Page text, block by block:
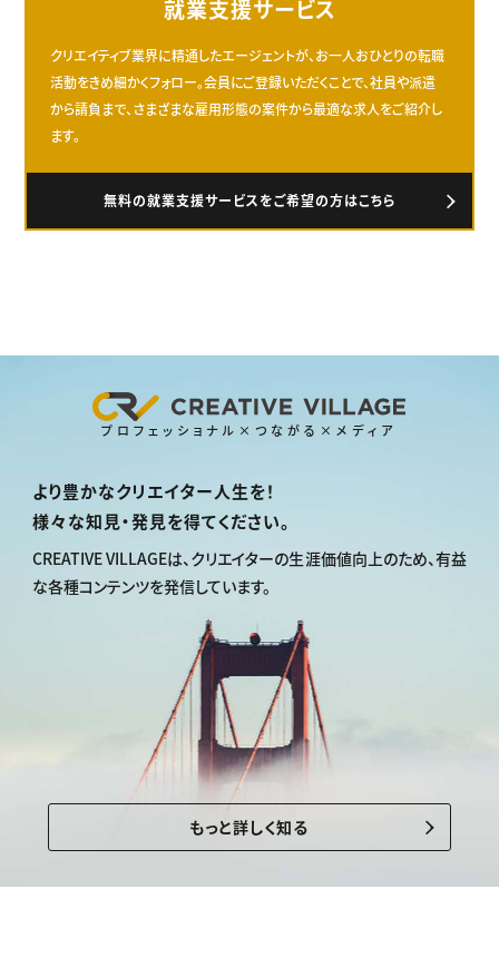
就業支援サービス
クリエイティブ業界に精通したエージェントが、お一人おひとりの転職
活動をきめ細かくフォロー。会員にご登録いただくことで、社員や派遣
から請負まで、さまざまな雇用形態の案件から最適な求人をご紹介し
ます。
無料の就業支援サービスをご希望の方はこちら
プロフェッショナル×つながる×メディア
より豊かなクリエイター人生を！
様々な知見・発見を得てください。
CREATIVE VILLAGEは、 クリエイターの生涯価値向上のため、有益
な各種コンテンツを発信しています。
もっと詳しく知る